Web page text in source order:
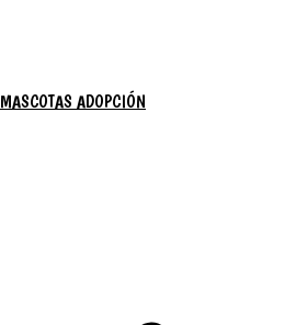
MASCOTAS ADOPCIÓN